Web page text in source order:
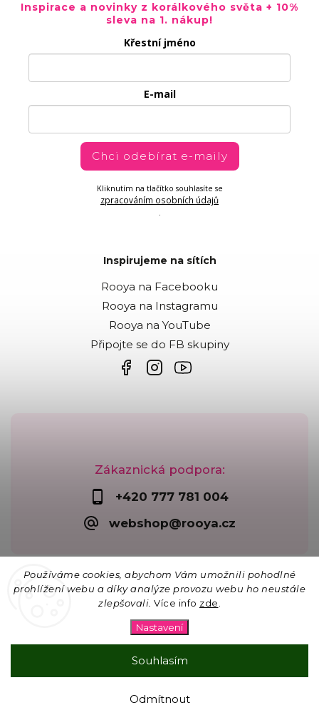
Používáme cookies, abychom Vám umožnili pohodlné
prohlížení webu a díky analýze provozu webu ho neustále
zlepšovali. Více info zde
Nastavení
Odmítnout
Souhlasím
☀ 15% SLEVA na vše na lapače slunce s kódem
Zákaznická podpora:
+420 777 781 004
webshop@rooya.cz
Inspirace a novinky z korálkového světa + 10%
sleva na 1. nákup!
Křestní jméno
E-mail
Chci odebírat e-maily
Kliknutím na tlačítko souhlasíte se
zpracováním osobních údajů
.
Inspirujeme na sítích
Rooya na Facebooku
Rooya na Instagramu
Rooya na YouTube
Připojte se do FB skupiny
vyhrazena.
Upravit nastavení cookies
Shoptet | Design